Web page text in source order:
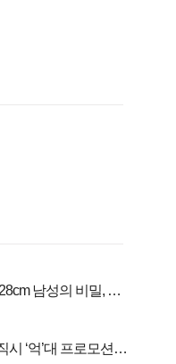
남성의 비밀, 매
시 ‘억’대 프로모션!